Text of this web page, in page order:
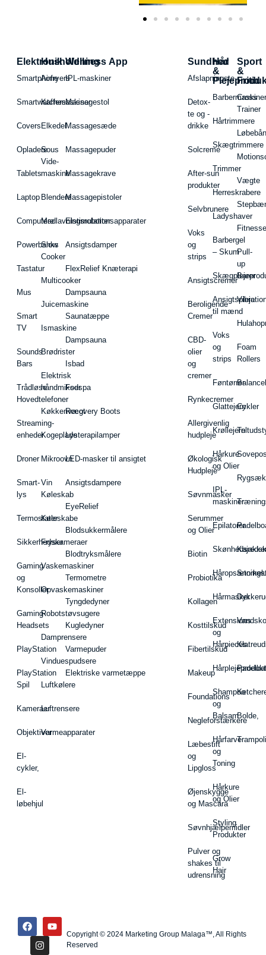
Elektronik
Smartphone
Smartwatches
Covers
Opladere
Tablets
Laptop
Computere
Powerbanks
Tastatur
Mus
Smart
TV
Sounds
Bars
Trådløse
Hovedtelefoner
Streaming-
enheder
Droner
Smart-
lys
Termostater
Sikkerhedskameraer
Gaming
og
Konsoller
Gaming-
Headsets
PlayStation
PlayStation
Spil
Kameraer
Objektiver
El-
cykler,
El-
løbehjul
Husholdning
Airfryers
Kaffemaskiner
Elkedel
Sous
Vide-
maskine
Blendere
Madlavningsrobotter
Slow
Cooker
Multicooker
Juicemaskine
Ismaskine
Brødrister
Elektrisk
håndmikser
Køkkenvægt
Kogeplade
Mikroovn
Vin
Køleskab
Køleskabe
Fryser
Vaskemaskiner
Opvaskemaskiner
Robotstøvsugere
Damprensere
Vinduespudsere
Luftkølere
Luftrensere
Varmeapparater
Wellness App
IPL-maskiner
Massagestol
Massagesæde
Massagepuder
Massagekrave
Massagepistoler
Elstimulationsapparater
Ansigtsdamper
FlexRelief Knæterapi
Dampsauna
Saunatæppe
Dampsauna
Isbad
Fodspa
Recovery Boots
Lysterapilamper
LED-masker til ansigtet
Ansigtsdampere
EyeRelief
Blodsukkermålere
Blodtryksmålere
Termometre
Tyngdedyner
Kugledyner
Varmepuder
Elektriske varmetæppe
Sundhed
Afslapningste
Detox-
te og -
drikke
Solcreme
After-sun
produkter
Selvbrunere
Voks
og
strips
Ansigtscremer
Beroligende
Cremer
CBD-
olier
og
cremer
Rynkecremer
Allergivenlig
hudpleje
Økologisk
Hudpleje
Søvnmasker
Serummer
og Olier
Biotin
Probiotika
Kollagen
Kosttilskud
Fibertilskud
Makeup
Foundations
Negleforstærkere
Læbestift
og
Lipgloss
Øjenskygge
og Mascara
Søvnhjælpemidler
Pulver og
shakes til
udrensning
Hår
&
Hårtrimmere
Skægtrimmere
Trimmer
Herreskrabere
Ladyshaver
Barbergel
– Skum
Ansigtspleje
til mænd
Voks
og
strips
Føntørrer
Glattejern
Krøllejern
Hårkure
og Olier
IPL-
maskiner
Epilatorer
Hårmasker
Extensions
og
Hårpieces
Shampoo
og
Balsam
Hårfarve
og
Toning
Hårkure
og Olier
Styling
Produkter
Grow
Hair
Sport
&
Fritid
Cross
Trainer
Vægte
Pull-
up
Barer
Foam
Rollers
Cykler
Vandsko
Bolde,
Copyright © 2024 Marketing Group Malaga™, All Rights
Reserved